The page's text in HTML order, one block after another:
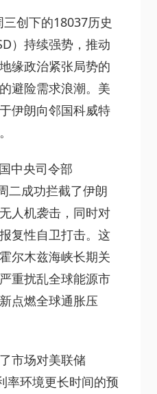
创下的18037历史
）持续强势，推动
缘政治紧张局势的
避险需求浪潮。美
伊朗向邻国科威特
中央司令部
二成功拦截了伊朗
人机袭击，同时对
复性自卫打击。这
尔木兹海峡长期关
重扰乱全球能源市
点燃全球通胀压
市场对美联储
率环境更长时间的预